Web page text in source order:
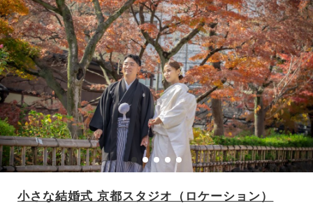
小さな結婚式 京都スタジオ（ロケーション）